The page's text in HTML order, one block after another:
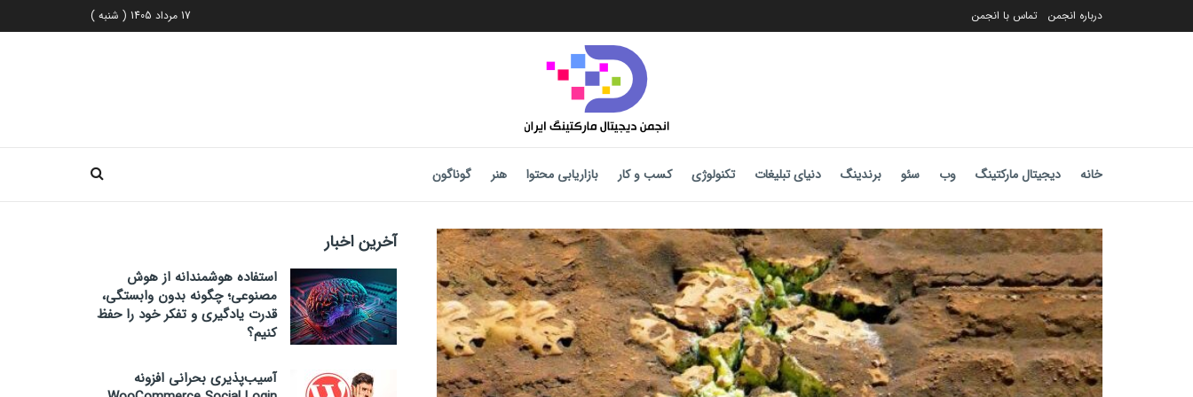
درباره انجمن تماس با انجمن 17 مرداد 1405 ( شنبه )
خانه دیجیتال مارکتینگ وب سئو برندینگ دنیای تبلیغات تکنولوژی کسب و کار بازاریابی محتوا هنر گوناگون
آخرین اخبار
استفاده هوشمندانه از هوش
مصنوعی؛ چگونه بدون وابستگی،
قدرت یادگیری و تفکر خود را حفظ
کنیم؟
آسیب‌پذیری بحرانی افزونه